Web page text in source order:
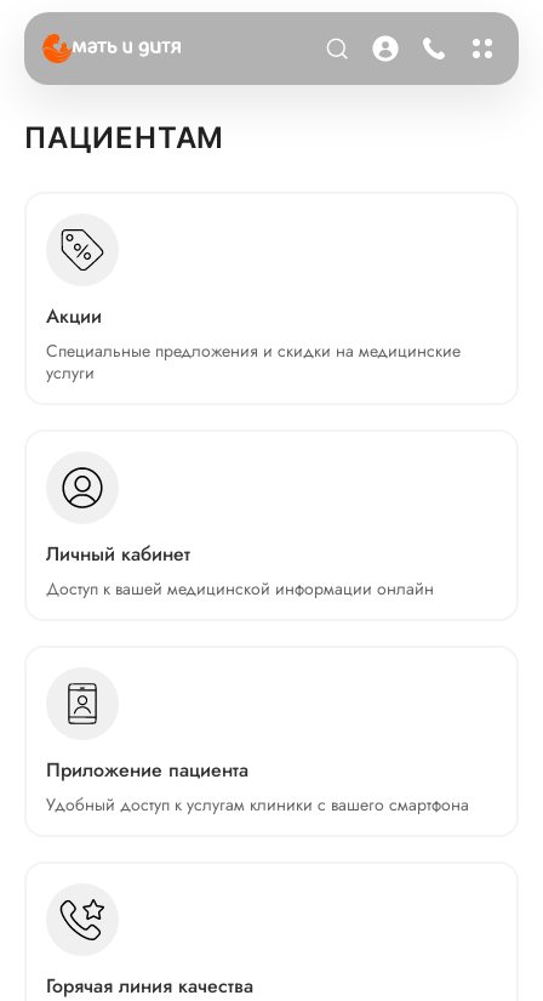
ПАЦИЕНТАМ
Акции
Специальные предложения и скидки на медицинские
услуги
Личный кабинет
Доступ к вашей медицинской информации онлайн
Приложение пациента
Удобный доступ к услугам клиники с вашего смартфона
Горячая линия качества